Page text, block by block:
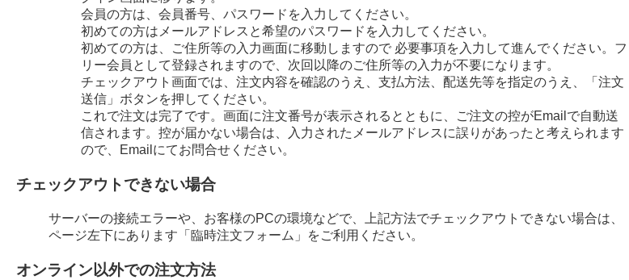
会員の方は、会員番号、パスワードを入力してください。
初めての方はメールアドレスと希望のパスワードを入力してください。
初めての方は、ご住所等の入力画面に移動しますので 必要事項を入力して進んでください。フ
リー会員として登録されますので、次回以降のご住所等の入力が不要になります。
チェックアウト画面では、注文内容を確認のうえ、支払方法、配送先等を指定のうえ、「注文
送信」ボタンを押してください。
これで注文は完了です。画面に注文番号が表示されるとともに、ご注文の控がEmailで自動送
信されます。控が届かない場合は、入力されたメールアドレスに誤りがあったと考えられます
ので、Emailにてお問合せください。
チェックアウトできない場合
サーバーの接続エラーや、お客様のPCの環境などで、上記方法でチェックアウトできない場合は、
ページ左下にあります「臨時注文フォーム」をご利用ください。
オンライン以外での注文方法